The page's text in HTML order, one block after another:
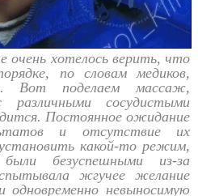
очень хотелось верить, что
по словам медиков,
Вот поделаем массаж,
различными сосудистыми
Постоянное ожидание
и отсутствие их
какой-то режим,
безуспешными из-за
жгучее желание
одновременно невыносимую